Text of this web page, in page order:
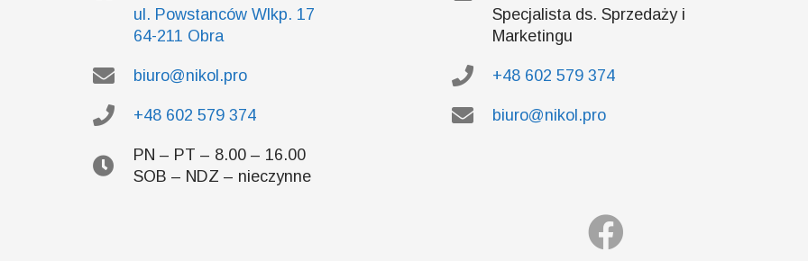
ul. Powstanców Wlkp. 17
64-211 Obra
biuro@nikol.pro
+48 602 579 374
PN – PT – 8.00 – 16.00
SOB – NDZ – nieczynne
Specjalista ds. Sprzedaży i
Marketingu
+48 602 579 374
biuro@nikol.pro